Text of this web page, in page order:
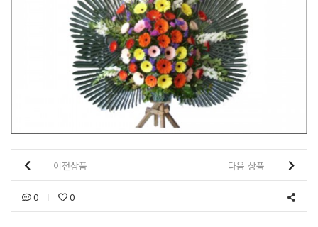
이전상품 다음 상품
0 0